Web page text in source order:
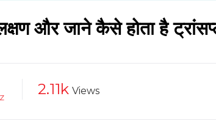
और जाने कैसे होता है
2.11k Views